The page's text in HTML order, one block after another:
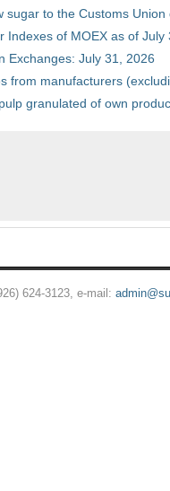
sugar to the Customs
Indexes of MOEX as of July
Exchanges: July 31, 2026
from manufacturers
granulated of own
624-3123, e-mail: